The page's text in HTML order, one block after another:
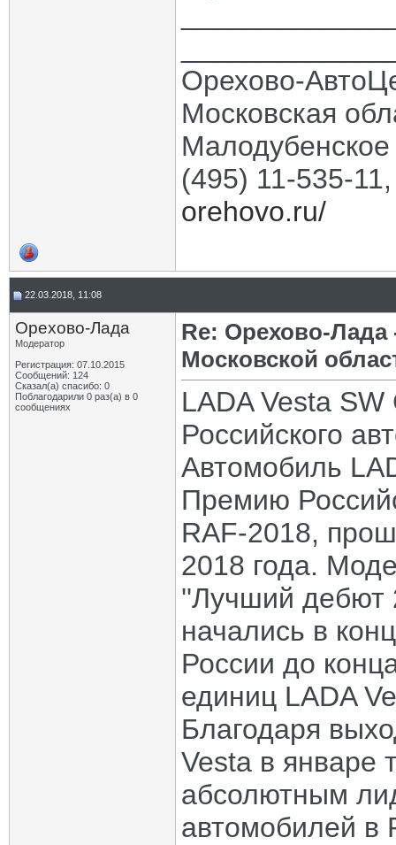
Орехово-
Московская
(495) 11-535-
orehovo.ru/
22.03.2018, 11:08
Орехово-Лада
Модератор
Регистрация: 07.10.2015
Сообщений: 124
Сказал(а) спасибо: 0
Поблагодарили 0 раз(а) в 0
сообщениях
Re: Орехово-
Московской
LADA Vesta
Российского
Автомобиль
Премию
RAF-2018,
2018 года.
''Лучший дебют
начались в
России до
единиц LADA
Благодаря
Vesta в январе
абсолютным
автомобилей в